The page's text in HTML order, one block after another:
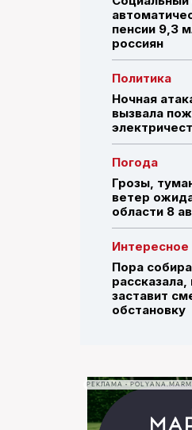
ПОИСК ПО
пенсии 9,3
россиян
Политика
Ночная
вызвала
Погода
Грозы,
ветер
области 8
Интересное
Пора
рассказала,
заставит
обстановку
РЕКЛАМА •